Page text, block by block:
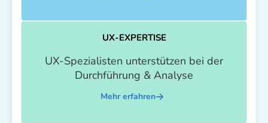
UX-EXPERTISE
UX-Spezialisten unterstützen bei der
Durchführung & Analyse
Mehr erfahren